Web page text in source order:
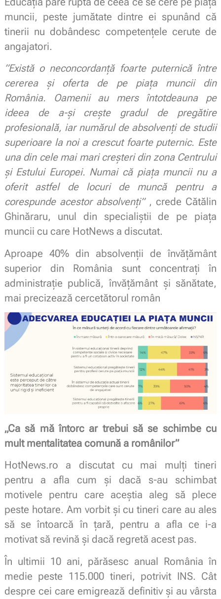
muncii, peste jumătate dintre ei spunând că
tinerii nu dobândesc competențele cerute de
angajatori.
”Există o neconcordanță foarte puternică între
cererea și oferta de pe piața muncii din
România. Oamenii au mers întotdeauna pe
ideea de a-și crește gradul de pregătire
profesională, iar numărul de absolvenți de studii
superioare la noi a crescut foarte puternic. Este
una din cele mai mari creșteri din zona Centrului
și Estului Europei. Numai că piața muncii nu a
oferit astfel de locuri de muncă pentru a
corespunde acestor absolvenți”, crede Cătălin
Ghinăraru, unul din specialiștii de pe piața
muncii cu care HotNews a discutat.
Aproape 40% din absolvenții de învățământ
superior din România sunt concentrați în
administrație publică, învățământ și sănătate,
mai precizează cercetătorul român
„Ca să mă întorc ar trebui să se schimbe cu
mult mentalitatea comună a românilor”
HotNews.ro a discutat cu mai mulți tineri
pentru a afla cum și dacă s-au schimbat
motivele pentru care aceștia aleg să plece
peste hotare. Am vorbit și cu tineri care au ales
să se întoarcă în țară, pentru a afla ce i-a
motivat să revină și dacă regretă acest pas.
În ultimii 10 ani, părăsesc anual România în
medie peste 115.000 tineri, potrivit INS. Cât
despre cei care emigrează definitiv și au vârsta